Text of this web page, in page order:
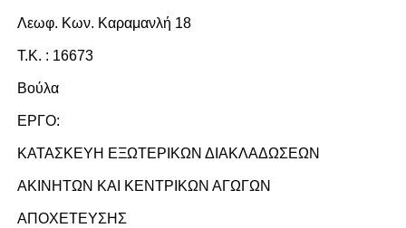
Λεωφ. Κων. Καραμανλή 18
Τ.Κ. : 16673
Βούλα
ΕΡΓΟ:
ΚΑΤΑΣΚΕΥΗ ΕΞΩΤΕΡΙΚΩΝ ΔΙΑΚΛΑΔΩΣΕΩΝ
ΑΚΙΝΗΤΩΝ ΚΑΙ ΚΕΝΤΡΙΚΩΝ ΑΓΩΓΩΝ
ΑΠΟΧΕΤΕΥΣΗΣ